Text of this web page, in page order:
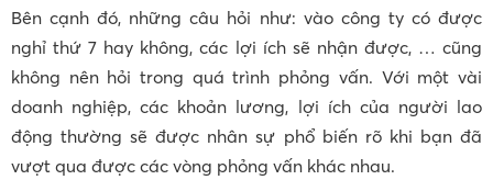
Bên cạnh đó, những câu hỏi như: vào công ty có được
nghỉ thứ 7 hay không, các lợi ích sẽ nhận được, … cũng
không nên hỏi trong quá trình phỏng vấn. Với một vài
doanh nghiệp, các khoản lương, lợi ích của người lao
động thường sẽ được nhân sự phổ biến rõ khi bạn đã
vượt qua được các vòng phỏng vấn khác nhau.